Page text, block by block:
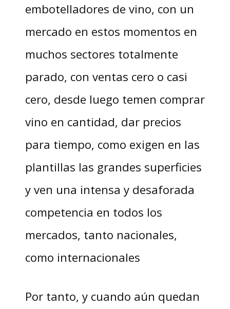
embotelladores de vino, con un
mercado en estos momentos en
muchos sectores totalmente
parado, con ventas cero o casi
cero, desde luego temen comprar
vino en cantidad, dar precios
para tiempo, como exigen en las
plantillas las grandes superficies
y ven una intensa y desaforada
competencia en todos los
mercados, tanto nacionales,
como internacionales
Por tanto, y cuando aún quedan